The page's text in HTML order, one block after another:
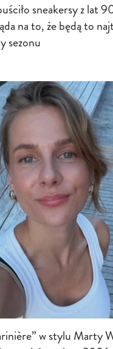
sneakersy z lat
na to, że będą to
sezonu
w stylu Marty